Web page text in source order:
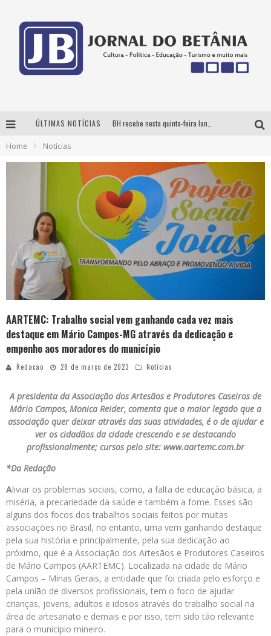
ÚLTIMAS NOTÍCIAS
Yan traz a turnê nacional do PagodYANdo para Belo Horizonte
Milton Guedes traz turnê “Milton Canta Lulu” a Belo Horizonte
Home Notícias
AARTEMC: Trabalho social vem ganhando cada vez mais
destaque em Mário Campos-MG através da dedicação e
empenho aos moradores do município
Redacao 28 de março de 2023 Notícias
A presidenta da Associação dos Artesãos e Produtores Caseiros de
Mário Campos, Monica Reider, comenta que o maior legado que a
associação quer deixar através das suas atividades, é o de ajudar e
ver os cidadãos da cidade crescendo e se destacando
profissionalmente; cursos pelo site: www.aartemc.com.br
*Da Redação
Aliviar os problemas sociais, como, a falta de educação básica, a
miséria, a precariedade da saúde e também a fome. Esses são
alguns dos focos dos trabalhos sociais feitos por muitas
associações no Brasil, no entanto, uma vem ganhando destaque
pela sua história e principalmente, pela sua dedicação ao
próximo, que é a Associação dos Artesãos e Produtores Caseiros
de Mário Campos (AARTEMC). Localizada na cidade de Mário
Campos – Minas Gerais, a entidade que foi criada pelo esforço e
pela união de diversos profissionais, tem o foco de ajudar
crianças, jovens, adultos e idosos através do trabalho social na
área de artesanato e demais e por isso, tem sido tão relevante
para o município mineiro.